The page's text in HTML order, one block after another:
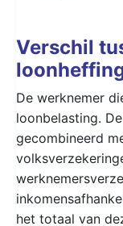
Verschil
De werknemer
loonbelasting.
gecombineerd
het totaal van